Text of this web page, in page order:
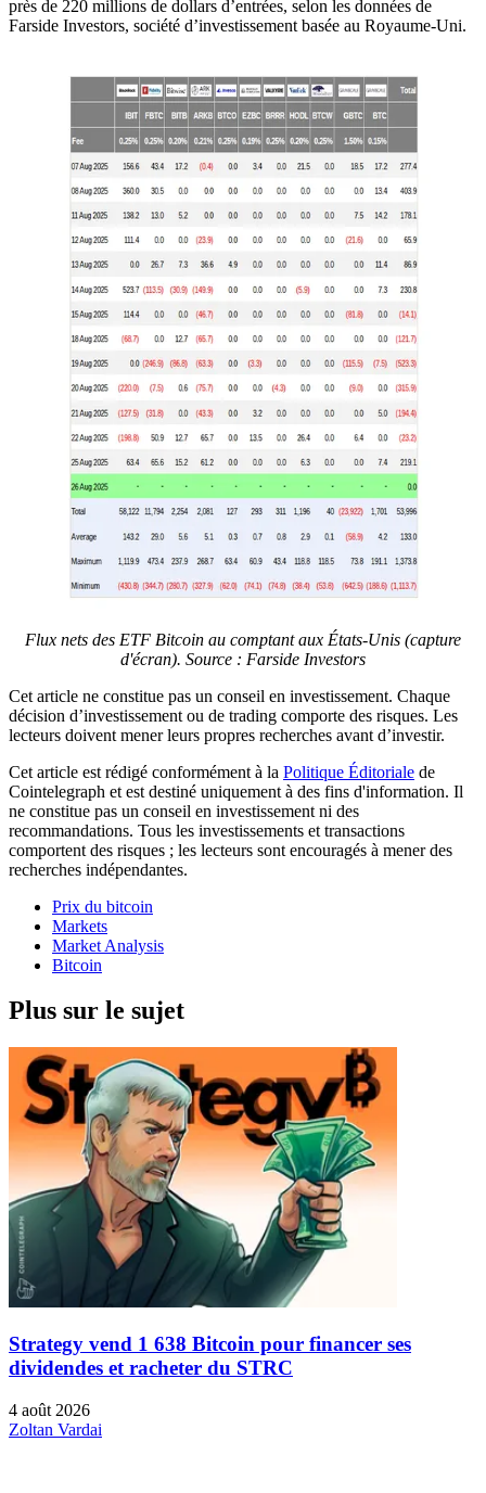
près de 220 millions de dollars d’entrées, selon les données de
Farside Investors, société d’investissement basée au Royaume-Uni.
Flux nets des ETF Bitcoin au comptant aux États-Unis (capture
d'écran). Source : Farside Investors
Cet article ne constitue pas un conseil en investissement. Chaque
décision d’investissement ou de trading comporte des risques. Les
lecteurs doivent mener leurs propres recherches avant d’investir.
Cet article est rédigé conformément à la Politique Éditoriale de
Cointelegraph et est destiné uniquement à des fins d'information. Il
ne constitue pas un conseil en investissement ni des
recommandations. Tous les investissements et transactions
comportent des risques ; les lecteurs sont encouragés à mener des
recherches indépendantes.
Prix du bitcoin
Markets
Market Analysis
Bitcoin
Plus sur le sujet
Strategy vend 1 638 Bitcoin pour financer ses
dividendes et racheter du STRC
4 août 2026
Zoltan Vardai